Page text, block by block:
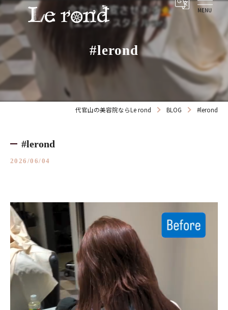
#lerond
代官山の美容院ならLe rond BLOG #lerond
#lerond
2026/06/04